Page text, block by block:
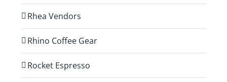
Rhea Vendors
Rhino Coffee Gear
Rocket Espresso